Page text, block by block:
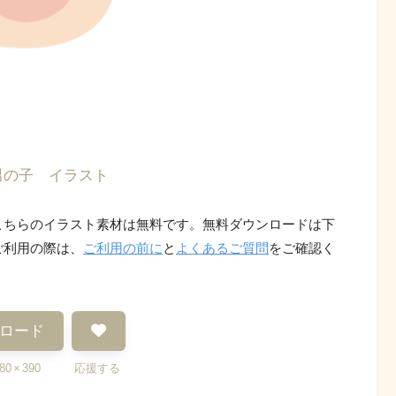
の子 イラスト
らのイラスト素材は無料です。無料ダウンロードは下
用の際は、
ご利用の前に と よくあるご質問 をご確認く
ード
× 390 応援する